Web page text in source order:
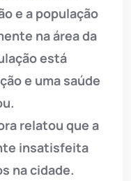
e a população
na área da
está
e uma saúde
relatou que a
insatisfeita
na cidade.